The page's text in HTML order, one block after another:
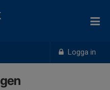
Logga in